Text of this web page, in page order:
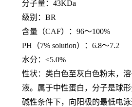
分子量： 43KDa
级别： BR
含量（CAF）：96～100%
PH（7% solution）：6.8～7.2
水分： ≤5.0%
性状：类白色至灰白色粉末，
液。属于中性蛋白，分子是球
碱性条件下，向阳极的最低电